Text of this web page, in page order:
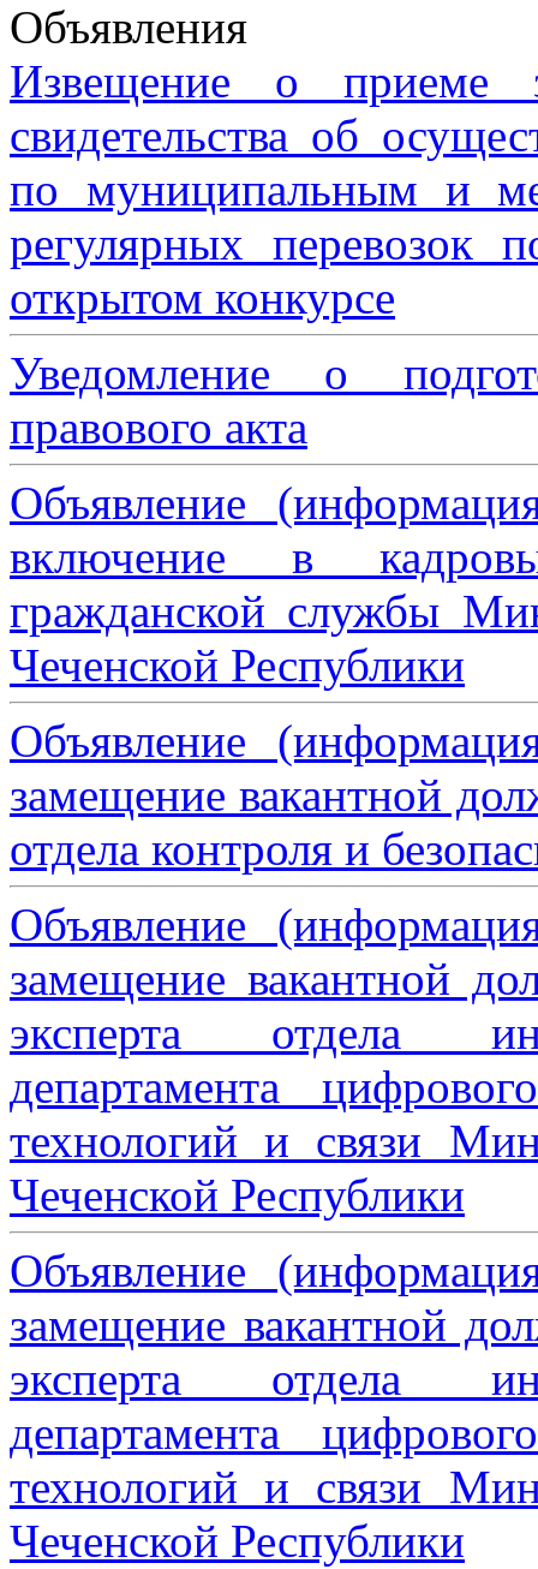
Объявления
Извещение о приеме
свидетельства об
по муниципальным и
регулярных перевозок
открытом конкурсе
Уведомление о
правового акта
Объявление
включение в
гражданской службы
Чеченской Республики
Объявление
замещение вакантной
отдела контроля и
Объявление
замещение вакантной
эксперта отдела
департамента
технологий и связи
Чеченской Республики
Объявление
замещение вакантной
эксперта отдела
департамента
технологий и связи
Чеченской Республики